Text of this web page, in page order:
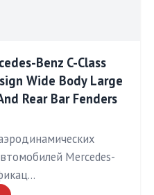
Benz C-Class
Wide Body Large
Rear Bar Fenders
Mercedes-